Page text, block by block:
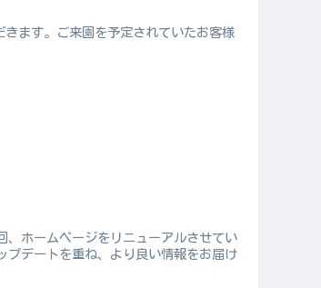
ます。ご来園を予定されていたお客様
、ホームページをリニューアルさせてい
プデートを重ね、より良い情報をお届け